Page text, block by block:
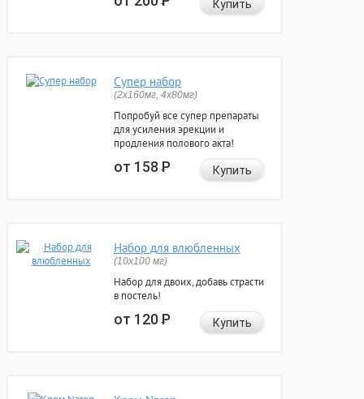
Купить
Супер набор
(2х160мг, 4х80мг)
Попробуй все супер препараты
для усиления эрекции и
продления полового акта!
от 158Р Купить
Набор для влюбленных
(10х100 мг)
Набор для двоих, добавь страсти
в постель!
от 120Р Купить